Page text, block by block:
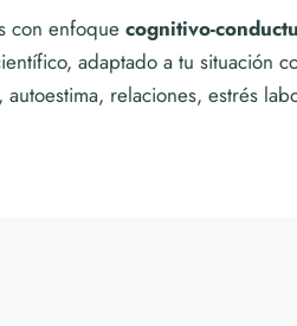
con enfoque cognitivo-
adaptado a tu situación
relaciones, estrés